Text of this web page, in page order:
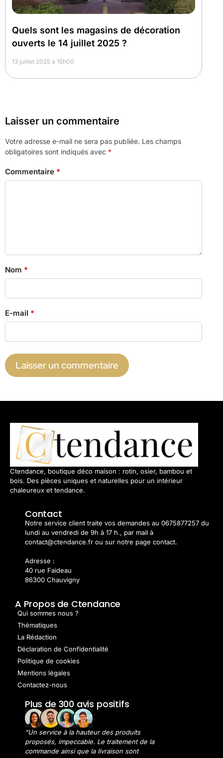
Quels sont les magasins de décoration
ouverts le 14 juillet 2025 ?
13 juillet 2025 à 15h00
Laisser un commentaire
Votre adresse e-mail ne sera pas publiée. Les champs
obligatoires sont indiqués avec *
Commentaire *
Nom *
E-mail *
Ctendance, boutique déco maison : rotin, osier, bambou et
bois. Des pièces uniques et naturelles pour un intérieur
chaleureux et tendance.
Contact
Notre service client traite vos demandes au 0675877257 du
lundi au vendredi de 9h à 17 h., par mail à
contact@ctendance.fr ou sur notre page contact.
Adresse :
40 rue Faideau
86300 Chauvigny
A Propos de Ctendance
Qui sommes nous ?
Thématiques
La Rédaction
Déclaration de Confidentialité
Politique de cookies
Mentions légales
Contactez-nous
Plus de 300 avis positifs
“Un service à la hauteur des produits
proposés, impeccable. Le traitement de la
commande ainsi que la livraison sont